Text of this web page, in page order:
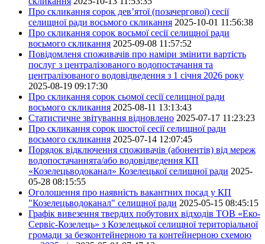
Про скликання сорок дев’ятої (позачергової) сесії
селищної ради восьмого скликання 2025-10-01 11:56:38
Про скликання сорок восьмої сесії селищної ради
восьмого скликання 2025-09-08 11:57:52
Повідомленя споживачів про наміри змінити вартість
послуг з централізованого водопостачання та
централізованого водовідведення з 1 січня 2026 року
2025-08-19 09:17:30
Про скликання сорок сьомої сесії селищної ради
восьмого скликання 2025-08-11 13:13:43
Статистичне звітування відновлено 2025-07-17 11:23:23
Про скликання сорок шостої сесії селищної ради
восьмого скликання 2025-07-14 12:07:45
Порядок відключення споживачів (абонентів) від мереж
водопостачаннята/або водовідведення КП
«Козелецьводоканал» Козелецької селищної ради 2025-
05-28 08:15:55
Оголошення про наявність вакантних посад у КП
"Козелецьводоканал" селищної ради 2025-05-15 08:45:15
Графік вивезення твердих побутових відходів ТОВ «Еко-
Сервіс-Козелець» з Козелецької селищної територіальної
громади за безконтейнерною та контейнерною схемою